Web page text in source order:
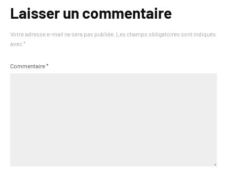
Laisser un commentaire
Votre adresse e-mail ne sera pas publiée. Les champs obligatoires sont indiqués
avec *
Commentaire*